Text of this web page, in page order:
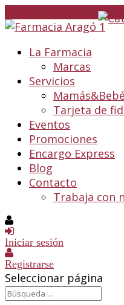
La Farmacia
Marcas
Servicios
Tarjeta de
Eventos
Promociones
Encargo Express
Blog
Contacto
Trabaja con
Iniciar sesión
Registrarse
Seleccionar página